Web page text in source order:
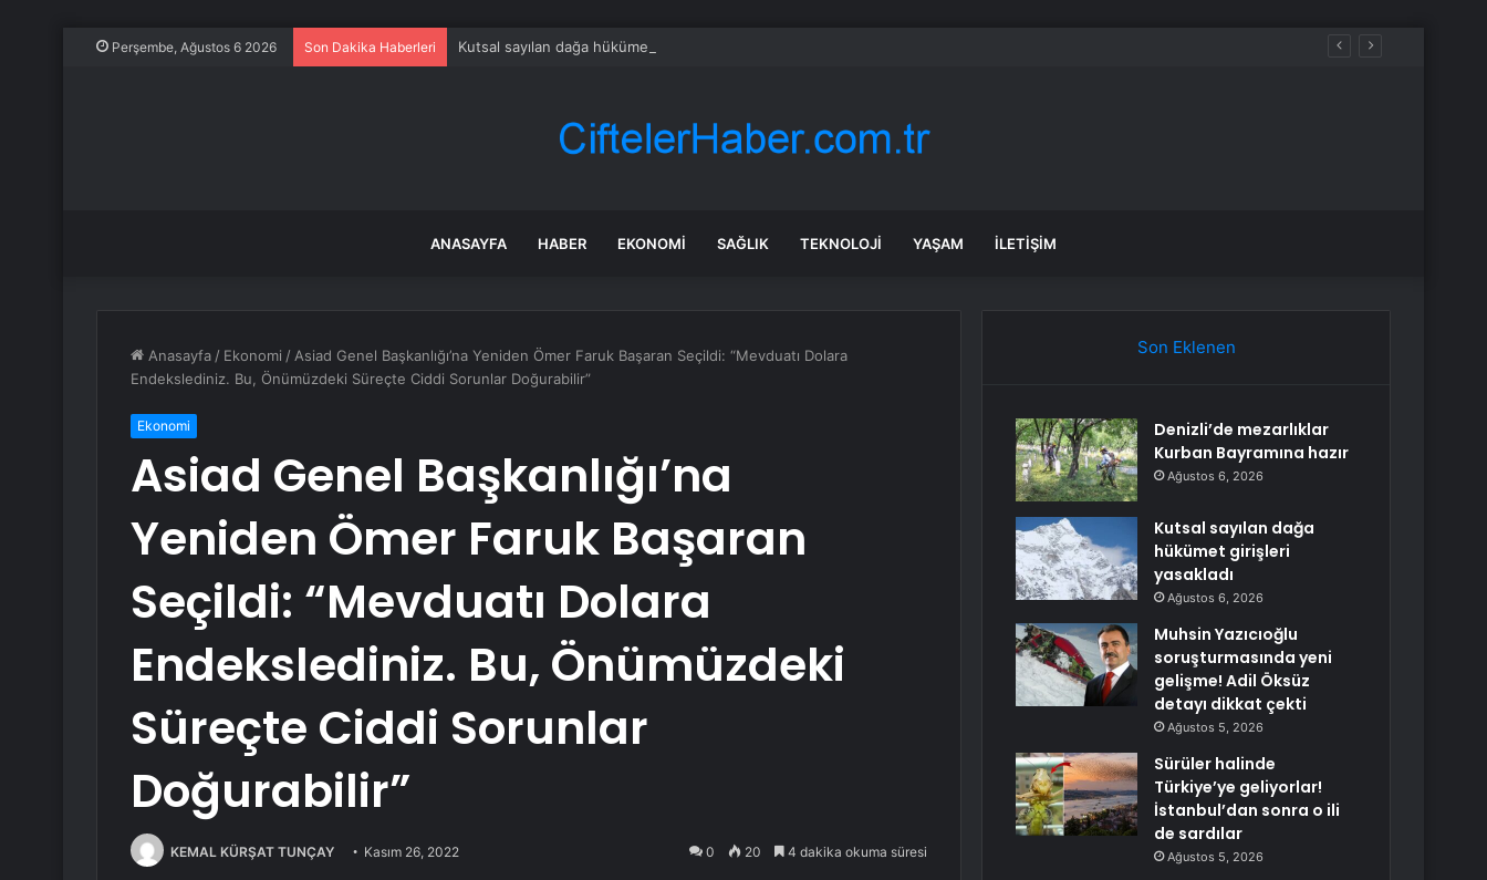
Perşembe, Ağustos 6 2026 Son Dakika Haberleri Kutsal sayılan dağa hükümet girişleri yasakladı
ANASAYFA HABER EKONOMI SAĞLIK TEKNOLOJI YAŞAM İLETIŞIM
Anasayfa / Ekonomi / Asiad Genel Başkanlığı’na Yeniden Ömer Faruk Başaran Seçildi: “Mevduatı Dolara
Endekslediniz. Bu, Önümüzdeki Süreçte Ciddi Sorunlar Doğurabilir”
Ekonomi
Asiad Genel Başkanlığı’na
Yeniden Ömer Faruk Başaran
Seçildi: “Mevduatı Dolara
Endekslediniz. Bu, Önümüzdeki
Süreçte Ciddi Sorunlar
Doğurabilir”
KEMAL KÜRŞAT TUNÇAY Kasım 26, 2022 0 20 4 dakika okuma süresi
Son Eklenen
Denizli’de mezarlıklar
Kurban Bayramına hazır
Ağustos 6, 2026
Kutsal sayılan dağa
hükümet girişleri
yasakladı
Ağustos 6, 2026
Muhsin Yazıcıoğlu
soruşturmasında yeni
gelişme! Adil Öksüz
detayı dikkat çekti
Ağustos 5, 2026
Sürüler halinde
Türkiye’ye geliyorlar!
İstanbul’dan sonra o ili
de sardılar
Ağustos 5, 2026